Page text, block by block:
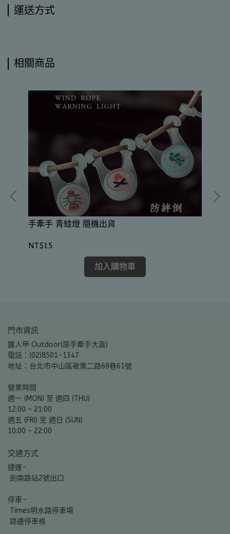
運送方式
相關商品
手牽手 青蛙燈 隨機出貨
NT$15
加入購物車
門市資訊
露人甲 Outdoor(原手牽手大直)
電話：(02)8501-1347
地址：台北市中山區敬業二路69巷61號
營業時間
週一 (MON) 至 週四 (THU)
12:00 ~ 21:00
週五 (FRI) 至 週日 (SUN)
10:00 ~ 22:00
交通方式
捷運-
劍南路站2號出口
停車-
Times明水路停車場
路邊停車格